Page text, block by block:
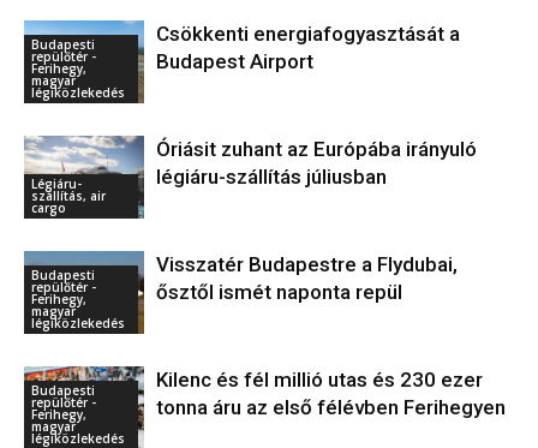
Budapesti
repülőtér -
Ferihegy,
magyar
légiközlekedés
Csökkenti energiafogyasztását a
Budapest Airport
Légiáru-
szállítás, air
cargo
Óriásit zuhant az Európába irányuló
légiáru-szállítás júliusban
Budapesti
repülőtér -
Ferihegy,
magyar
légiközlekedés
Visszatér Budapestre a Flydubai,
ősztől ismét naponta repül
Budapesti
repülőtér -
Ferihegy,
magyar
légiközlekedés
Kilenc és fél millió utas és 230 ezer
tonna áru az első félévben Ferihegyen